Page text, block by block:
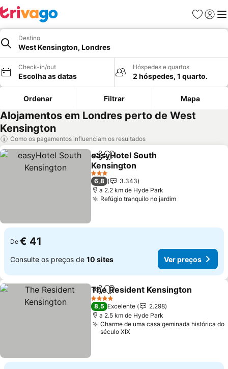
Favoritos
Iniciar
Destino
West Kensington, Londres
Check-in/out
Escolha as datas
Hóspedes e quartos
2 hóspedes, 1 quarto.
Ordenar Filtrar Mapa
Alojamentos em Londres perto de West
Kensington
Como os pagamentos influenciam os resultados
PartilharAdicionar aos favoritos
easyHotel South
Kensington
Ver preços
3 Estrelas
6,8
3.343
a 2.2 km de Hyde Park
Refúgio tranquilo no jardimVer preços
De € 41
Consulte os preços de 10 sites Ver preços
PartilharAdicionar aos favoritos
The Resident Kensington
4 Estrelas
8,5 Excelente
2.298
a 2.5 km de Hyde Park
Charme de uma casa geminada histórica do
século XIX